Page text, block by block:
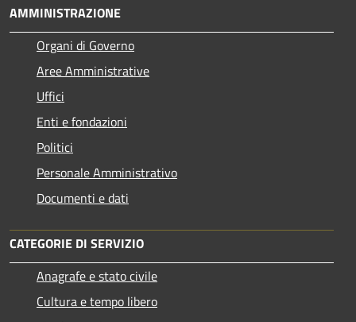
AMMINISTRAZIONE
Organi di Governo
Aree Amministrative
Uffici
Enti e fondazioni
Politici
Personale Amministrativo
Documenti e dati
CATEGORIE DI SERVIZIO
Anagrafe e stato civile
Cultura e tempo libero